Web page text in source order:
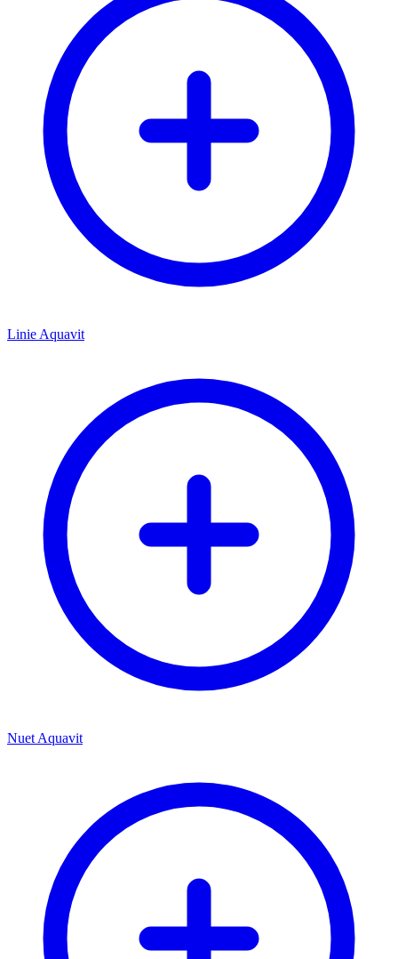
Linie Aquavit
Nuet Aquavit